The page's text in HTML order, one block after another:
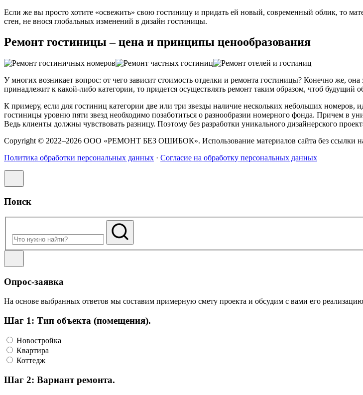
Если же вы просто хотите «освежить» свою гостиницу и придать ей новый, современный облик, то
стен, не внося глобальных изменений в дизайн гостиницы.
Ремонт гостиницы – цена и принципы ценообразования
У многих возникает вопрос: от чего зависит стоимость отделки и ремонта гостиницы? Конечно же,
принадлежит к какой-либо категории, то придется осуществлять ремонт таким образом, чтоб будущий
К примеру, если для гостиниц категории две или три звезды наличие нескольких небольших номеров,
гостиницы уровню пяти звезд необходимо позаботиться о разнообразии номерного фонда. Причем в
Ведь клиенты должны чувствовать разницу. Поэтому без разработки уникального дизайнерского
Copyright © 2022–2026 ООО «РЕМОНТ БЕЗ ОШИБОК». Использование материалов сайта без ссылки на
Политика обработки персональных данных · Согласие на обработку персональных данных
Поиск
Опрос-заявка
На основе выбранных ответов мы составим примерную смету проекта и обсудим с вами его
Шаг 1: Тип объекта (помещения).
Новостройка
Квартира
Коттедж
Шаг 2: Вариант ремонта.